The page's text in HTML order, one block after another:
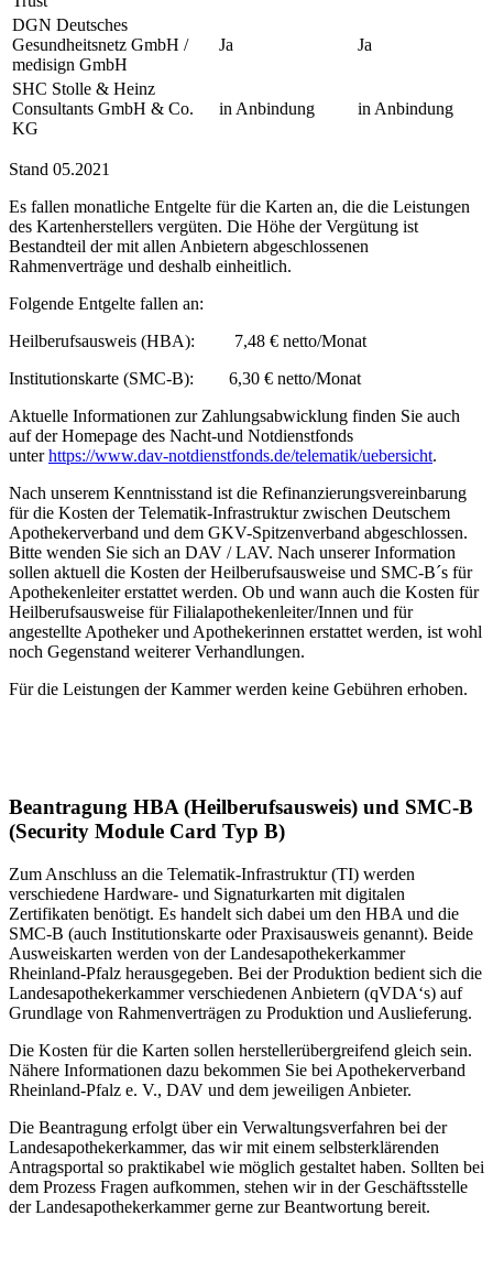
DGN Deutsches
Gesundheitsnetz GmbH /
medisign GmbH
Ja Ja
SHC Stolle & Heinz
Consultants GmbH & Co.
KG
in Anbindung in Anbindung
Stand 05.2021
Es fallen monatliche Entgelte für die Karten an, die die Leistungen
des Kartenherstellers vergüten. Die Höhe der Vergütung ist
Bestandteil der mit allen Anbietern abgeschlossenen
Rahmenverträge und deshalb einheitlich.
Folgende Entgelte fallen an:
Heilberufsausweis (HBA): 7,48 € netto/Monat
Institutionskarte (SMC-B): 6,30 € netto/Monat
Aktuelle Informationen zur Zahlungsabwicklung finden Sie auch
auf der Homepage des Nacht-und Notdienstfonds
unterhttps://www.dav-notdienstfonds.de/telematik/uebersicht.
Nach unserem Kenntnisstand ist die Refinanzierungsvereinbarung
für die Kosten der Telematik-Infrastruktur zwischen Deutschem
Apothekerverband und dem GKV-Spitzenverband abgeschlossen.
Bitte wenden Sie sich an DAV / LAV. Nach unserer Information
sollen aktuell die Kosten der Heilberufsausweise und SMC-B´s für
Apothekenleiter erstattet werden. Ob und wann auch die Kosten für
Heilberufsausweise für Filialapothekenleiter/Innen und für
angestellte Apotheker und Apothekerinnen erstattet werden, ist wohl
noch Gegenstand weiterer Verhandlungen.
Für die Leistungen der Kammer werden keine Gebühren erhoben.
Beantragung HBA (Heilberufsausweis) und SMC-B
(Security Module Card Typ B)
Zum Anschluss an die Telematik-Infrastruktur (TI) werden
verschiedene Hardware- und Signaturkarten mit digitalen
Zertifikaten benötigt. Es handelt sich dabei um den HBA und die
SMC-B (auch Institutionskarte oder Praxisausweis genannt). Beide
Ausweiskarten werden von der Landesapothekerkammer
Rheinland-Pfalz herausgegeben. Bei der Produktion bedient sich die
Landesapothekerkammer verschiedenen Anbietern (qVDA‘s) auf
Grundlage von Rahmenverträgen zu Produktion und Auslieferung.
Die Kosten für die Karten sollen herstellerübergreifend gleich sein.
Nähere Informationen dazu bekommen Sie bei Apothekerverband
Rheinland-Pfalz e. V., DAV und dem jeweiligen Anbieter.
Die Beantragung erfolgt über ein Verwaltungsverfahren bei der
Landesapothekerkammer, das wir mit einem selbsterklärenden
Antragsportal so praktikabel wie möglich gestaltet haben. Sollten bei
dem Prozess Fragen aufkommen, stehen wir in der Geschäftsstelle
der Landesapothekerkammer gerne zur Beantwortung bereit.